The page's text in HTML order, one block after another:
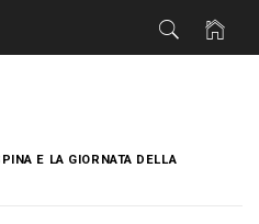
E LA GIORNATA DELLA